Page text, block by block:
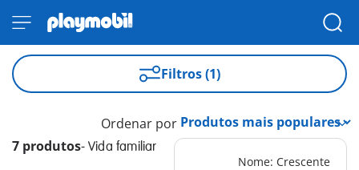
Filtros (1)
7 produtos- Vida familiar
Ordenar por
Nome: Crescente